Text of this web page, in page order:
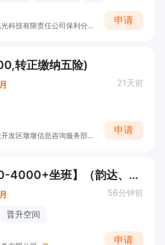
长春佳视力眼镜视光科技有限责任公司保利分公司
申请
转正缴纳五险)
21天前
净月高新技术产业开发区墩墩信息咨询服务部（个体工商户）
申请
快递客服【3500-4000+坐班】（韵达、申通成手客服）
56分钟前
晋升空间
申请